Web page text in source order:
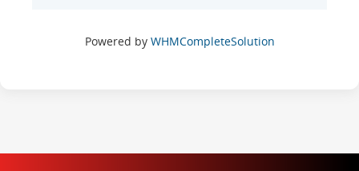
Powered by WHMCompleteSolution